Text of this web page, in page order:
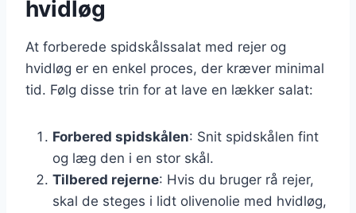
hvidløg
At forberede spidskålssalat med rejer og
hvidløg er en enkel proces, der kræver minimal
tid. Følg disse trin for at lave en lækker salat:
Forbered spidskålen: Snit spidskålen fint
og læg den i en stor skål.
Tilbered rejerne: Hvis du bruger rå rejer,
skal de steges i lidt olivenolie med hvidløg,